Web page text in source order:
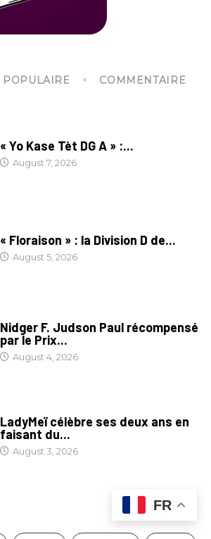
POPULAIRE COMMENTAIRE
« Yo Kase Tèt DG A » :...
August 7, 2026
« Floraison » : la Division D de...
August 5, 2026
Nidger F. Judson Paul récompensé
par le Prix...
August 4, 2026
LadyMeï célèbre ses deux ans en
faisant du...
August 3, 2026
FR